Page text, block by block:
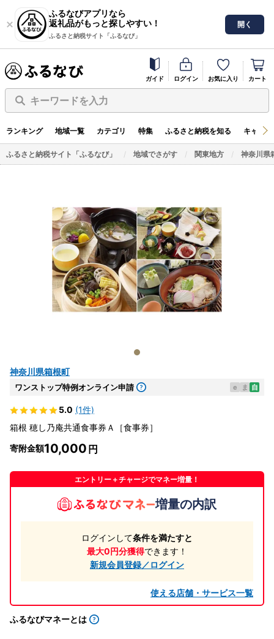
ふるなびアプリなら
返礼品がもっと探しやすい！
ふるさと納税サイト「ふるなび」
開く
ガイド ログイン お気に入り カート
キーワードを入力
ランキング 地域一覧 カテゴリ 特集 ふるさと納税を知る キャン
ふるさと納税サイト「ふるなび」 地域でさがす 関東地方 神奈川県
神奈川県箱根町
ワンストップ特例オンライン申請 e ま 自
5.0 (1件)
箱根 穂し乃庵共通食事券Ａ［食事券］
寄附金額10,000
エントリー＋チャージでマネー増量！
増量の内訳
ログインして条件を満たすと
最大0円分獲得できます！
新規会員登録／ログイン
使える店舗・サービス一覧
ふるなびマネーとは